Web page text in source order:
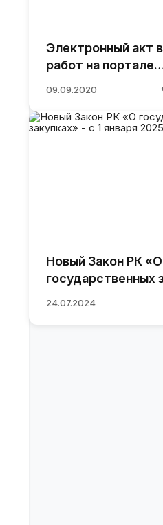
Электронный акт
работ на портале
09.09.2020
Новый Закон РК «О
государственных
24.07.2024